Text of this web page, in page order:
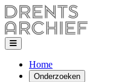
Home
Onderzoeken